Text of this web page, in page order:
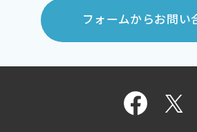
フォームからお問い